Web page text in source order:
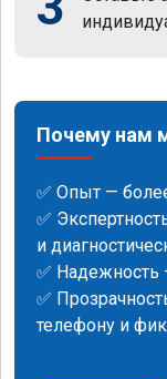
Почему нам
✅ Опыт —
✅
и
✅ Надежность
✅
телефону и